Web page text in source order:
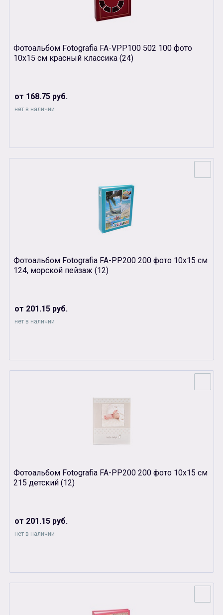
Фотоальбом Fotografia FA-VPP100 502 100 фото
10х15 см красный классика (24)
от 168.75 руб.
нет в наличии
Фотоальбом Fotografia FA-PP200 200 фото 10х15 см
124, морской пейзаж (12)
от 201.15 руб.
нет в наличии
Фотоальбом Fotografia FA-PP200 200 фото 10х15 см
215 детский (12)
от 201.15 руб.
нет в наличии